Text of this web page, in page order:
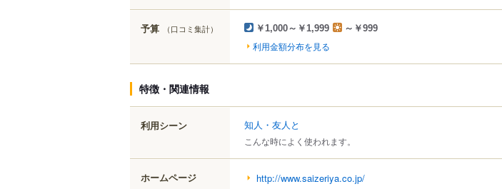
予算 （口コミ集計） ￥1,000～￥1,999 ～￥999
利用金額分布を見る
特徴・関連情報
利用シーン 知人・友人と
こんな時によく使われます。
ホームページ http://www.saizeriya.co.jp/